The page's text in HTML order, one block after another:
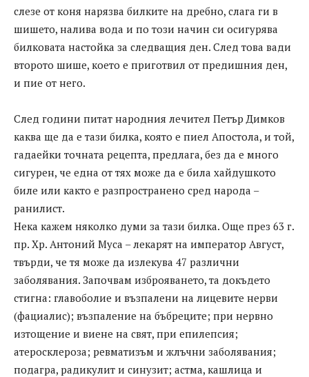
слезе от коня нарязва билките на дребно, слага ги в
шишето, налива вода и по този начин си осигурява
билковата настойка за следващия ден. След това вади
второто шише, което е приготвил от предишния ден,
и пие от него.
След години питат народния лечител Петър Димков
каква ще да е тази билка, която е пиел Апостола, и той,
гадаейки точната рецепта, предлага, без да е много
сигурен, че една от тях може да е била хайдушкото
биле или както е разпространено сред народа –
ранилист.
Нека кажем няколко думи за тази билка. Още през 63 г.
пр. Хр. Антоний Муса – лекарят на император Август,
твърди, че тя може да излекува 47 различни
заболявания. Започвам изброяването, та докъдето
стигна: главоболие и възпалени на лицевите нерви
(фациалис); възпаление на бъбреците; при нервно
изтощение и виене на свят, при епилепсия;
атеросклероза; ревматизъм и жлъчни заболявания;
подагра, радикулит и синузит; астма, кашлица и